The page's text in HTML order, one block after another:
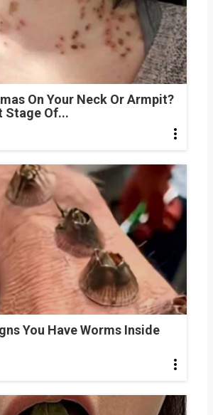
On Your Neck Or Armpit?
Stage Of...
You Have Worms Inside